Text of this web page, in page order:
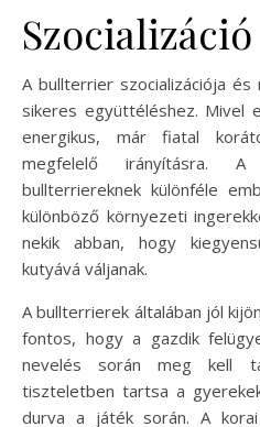
A bullterrier szocializációja és
sikeres együttéléshez. Mivel
energikus, már fiatal
megfelelő irányításra.
bullterriereknek különféle
különböző környezeti
nekik abban, hogy
kutyává váljanak.
A bullterrierek általában jól
fontos, hogy a gazdik
nevelés során meg kell
tiszteletben tartsa a
durva a játék során. A